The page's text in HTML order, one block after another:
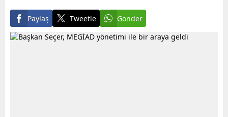
Paylaş Tweetle Gönder